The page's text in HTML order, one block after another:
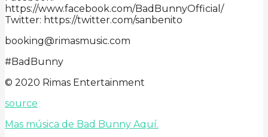
https://www.facebook.com/BadBunnyOfficial/
Twitter: https://twitter.com/sanbenito
booking@rimasmusic.com
#BadBunny
© 2020 Rimas Entertainment
source
Mas música de Bad Bunny Aquí.